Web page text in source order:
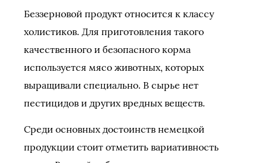
Беззерновой продукт относится к классу
холистиков. Для приготовления такого
качественного и безопасного корма
используется мясо животных, которых
выращивали специально. В сырье нет
пестицидов и других вредных веществ.
Среди основных достоинств немецкой
продукции стоит отметить вариативность